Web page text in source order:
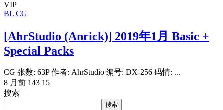
VIP
BL CG
[AhrStudio (Anrick)] 2019年1月 Basic +
Special Packs
CG 张数: 63P 作者: AhrStudio 编号: DX-256 码情: ...
8 月前 143 15
搜索
搜索